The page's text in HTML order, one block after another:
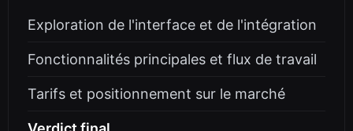
Exploration de l'interface et de l'intégration
Fonctionnalités principales et flux de travail
Tarifs et positionnement sur le marché